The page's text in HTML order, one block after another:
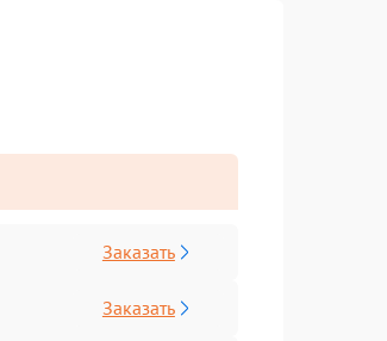
Заказать
Заказать